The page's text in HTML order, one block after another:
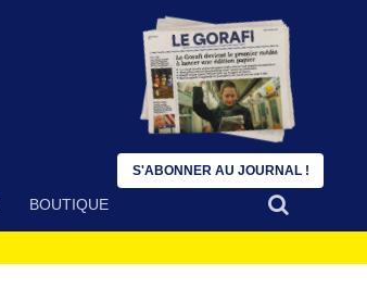
BOUTIQUE
S'ABONNER AU JOURNAL !